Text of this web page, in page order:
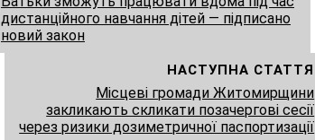
дистанційного навчання дітей — підписано
новий закон
НАСТУПНА СТАТТЯ
Місцеві громади Житомирщини
закликають скликати позачергові сесії
через ризики дозиметричної паспортизації